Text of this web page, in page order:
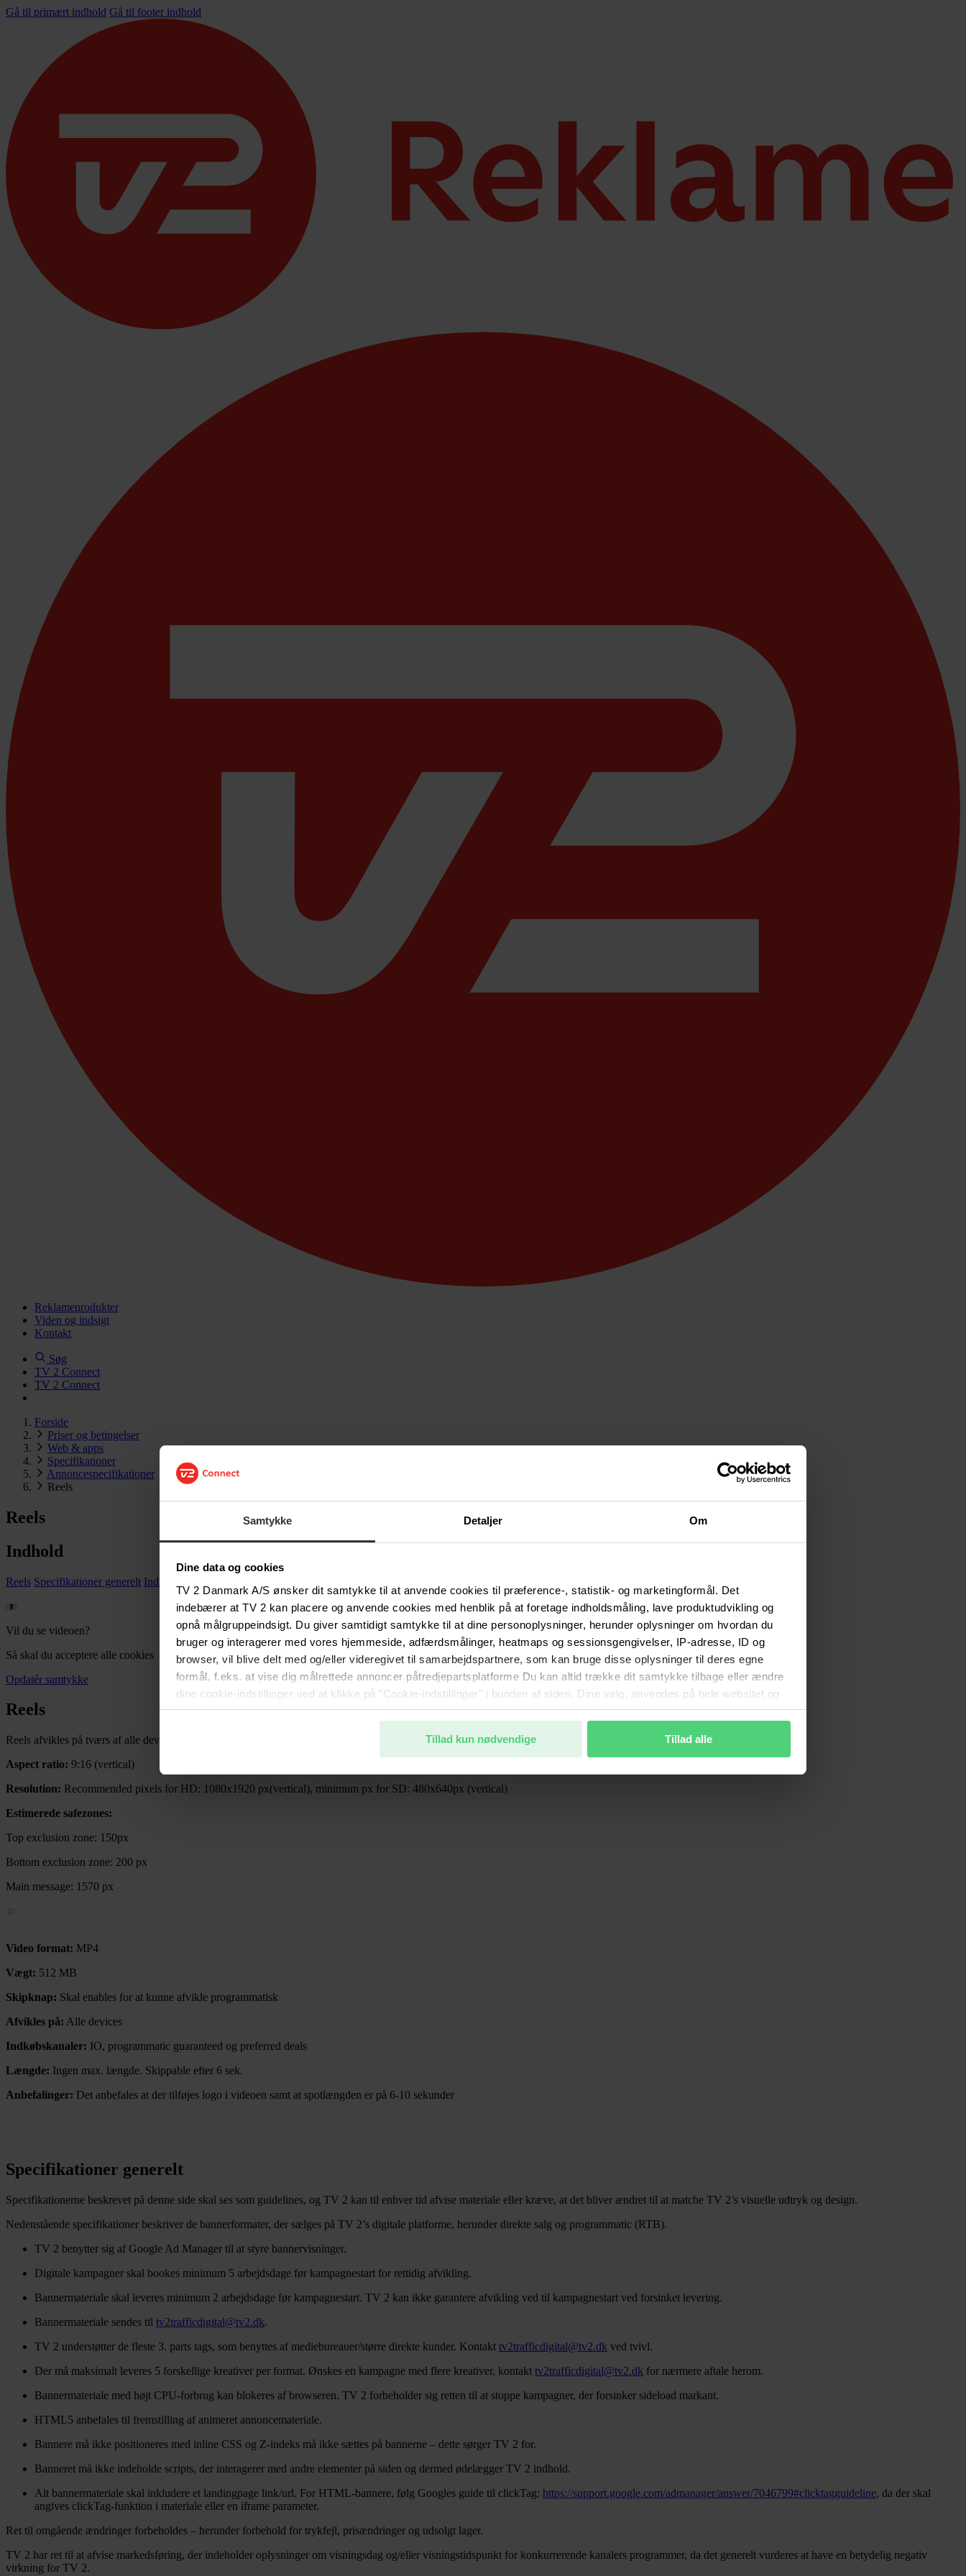
Samtykke Detaljer Om
Dine data og cookies
TV 2 Danmark A/S ønsker dit samtykke til at anvende cookies til præference-, statistik- og marketingformål. Det
indebærer at TV 2 kan placere og anvende cookies med henblik på at foretage indholdsmåling, lave produktudvikling og
opnå målgruppeindsigt. Du giver samtidigt samtykke til at dine personoplysninger, herunder oplysninger om hvordan du
bruger og interagerer med vores hjemmeside, adfærdsmålinger, heatmaps og sessionsgengivelser, IP-adresse, ID og
browser, vil blive delt med og/eller videregivet til samarbejdspartnere, som kan bruge disse oplysninger til deres egne
formål, f.eks. at vise dig målrettede annoncer påtredjepartsplatforme Du kan altid trække dit samtykke tilbage eller ændre
dine cookie-indstillinger ved at klikke på "Cookie-indstillinger" i bunden af siden. Dine valg, anvendes på hele websitet og
vil ikke påvirke browserdata. Du kan læse mere om behandlingen af dine oplysninger samt dine rettigheder
Tillad kun nødvendige
Tillad alle
Gå til primært indhold Gå til footer indhold
Reklameprodukter
Viden og indsigt
Kontakt
Søg
TV 2 Connect
TV 2 Connect
Forside
Priser og betingelser
Web & apps
Specifikationer
Annoncespecifikationer
Reels
Reels
Indhold
Reels Specifikationer generelt Indkøbskanaler
Vil du se videoen?
Så skal du acceptere alle cookies
Opdatér samtykke
Reels
Reels afvikles på tværs af alle devices på tv2.dk og apps.
Aspect ratio: 9:16 (vertical)
Resolution: Recommended pixels for HD: 1080x1920 px(vertical), minimum px for SD: 480x640px (vertical)
Estimerede safezones:
Top exclusion zone: 150px
Bottom exclusion zone: 200 px
Main message: 1570 px
Video format: MP4
Vægt: 512 MB
Skipknap: Skal enables for at kunne afvikle programmatisk
Afvikles på: Alle devices
Indkøbskanaler: IO, programmatic guaranteed og preferred deals
Længde: Ingen max. længde. Skippable efter 6 sek.
Anbefalinger: Det anbefales at der tilføjes logo i videoen samt at spotlængden er på 6-10 sekunder
Specifikationer generelt
Specifikationerne beskrevet på denne side skal ses som guidelines, og TV 2 kan til enhver tid afvise materiale eller kræve, at det bliver ændret til at matche TV 2’s visuelle udtryk og design.
Nedenstående specifikationer beskriver de bannerformater, der sælges på TV 2’s digitale platforme, herunder direkte salg og programmatic (RTB).
TV 2 benytter sig af Google Ad Manager til at styre bannervisninger.
Digitale kampagner skal bookes minimum 5 arbejdsdage før kampagnestart for rettidig afvikling.
Bannermateriale skal leveres minimum 2 arbejdsdage før kampagnestart. TV 2 kan ikke garantere afvikling ved til kampagnestart ved forsinket levering.
Bannermateriale sendes til tv2trafficdigital@tv2.dk.
TV 2 understøtter de fleste 3. parts tags, som benyttes af mediebureauer/større direkte kunder. Kontakt tv2trafficdigital@tv2.dk ved tvivl.
Der må maksimalt leveres 5 forskellige kreativer per format. Ønskes en kampagne med flere kreativer, kontakt tv2trafficdigital@tv2.dk for nærmere aftale herom.
Bannermateriale med højt CPU-forbrug kan blokeres af browseren. TV 2 forbeholder sig retten til at stoppe kampagner, der forsinker sideload markant.
HTML5 anbefales til fremstilling af animeret annoncemateriale.
Bannere må ikke positioneres med inline CSS og Z-indeks må ikke sættes på bannerne – dette sørger TV 2 for.
Banneret må ikke indeholde scripts, der interagerer med andre elementer på siden og dermed ødelægger TV 2 indhold.
Alt bannermateriale skal inkludere et landingpage link/url. For HTML-bannere, følg Googles guide til clickTag: https://support.google.com/admanager/answer/7046799#clicktagguideline, da der skal
angives clickTag-funktion i materiale eller en iframe parameter.
Ret til omgående ændringer forbeholdes – herunder forbehold for trykfejl, prisændringer og udsolgt lager.
TV 2 har ret til at afvise markedsføring, der indeholder oplysninger om visningsdag og/eller visningstidspunkt for konkurrerende kanalers programmer, da det generelt vurderes at have en betydelig negativ
virkning for TV 2.